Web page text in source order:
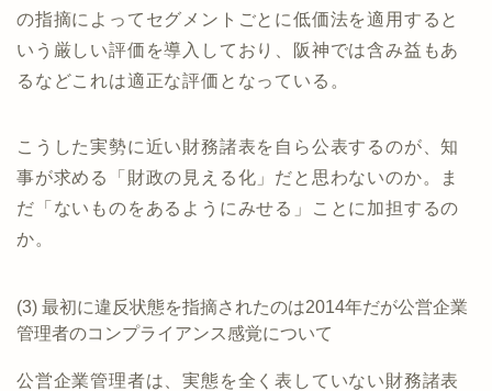
の指摘によってセグメントごとに低価法を適用すると
いう厳しい評価を導入しており、阪神では含み益もあ
るなどこれは適正な評価となっている。
こうした実勢に近い財務諸表を自ら公表するのが、知
事が求める「財政の見える化」だと思わないのか。ま
だ「ないものをあるようにみせる」ことに加担するの
か。
(3) 最初に違反状態を指摘されたのは2014年だが公営企業
管理者のコンプライアンス感覚について
公営企業管理者は、実態を全く表していない財務諸表